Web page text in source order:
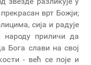
врт Божји;
сија и радује
приличи да
Бога слави на свој
- већ се поје и